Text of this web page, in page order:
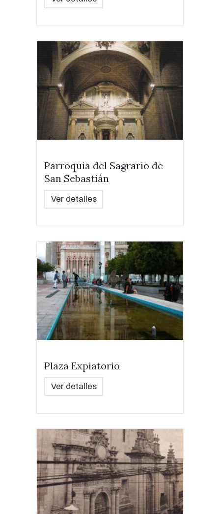
Parroquia del Sagrario de
San Sebastián
Ver detalles
Plaza Expiatorio
Ver detalles